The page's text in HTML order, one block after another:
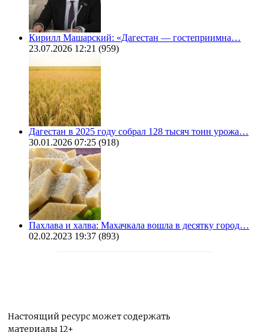
Кирилл Машарский: «Дагестан — гостеприимна…
23.07.2026 12:21 (959)
Дагестан в 2025 году собрал 128 тысяч тонн урожа…
30.01.2026 07:25 (918)
Пахлава и халва: Махачкала вошла в десятку город…
02.02.2023 19:37 (893)
Настоящий ресурс может содержать
материалы 12+